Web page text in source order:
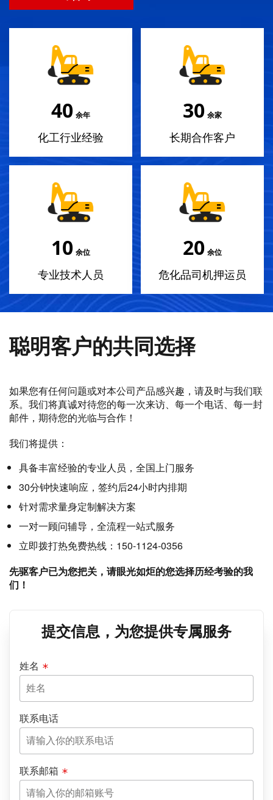
40 余年
化工行业经验
30 余家
长期合作客户
10 余位
专业技术人员
20 余位
危化品司机押运员
聪明客户的共同选择
如果您有任何问题或对本公司产品感兴趣，请及时与我们联
系。我们将真诚对待您的每一次来访、每一个电话、每一封
邮件，期待您的光临与合作！
我们将提供：
具备丰富经验的专业人员，全国上门服务
30分钟快速响应，签约后24小时内排期
针对需求量身定制解决方案
一对一顾问辅导，全流程一站式服务
立即拨打热免费热线：150-1124-0356
先驱客户已为您把关，请眼光如炬的您选择历经考验的我
们！
提交信息，为您提供专属服务
姓名
联系电话
联系邮箱